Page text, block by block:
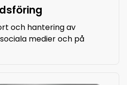
och hantering av
medier och på